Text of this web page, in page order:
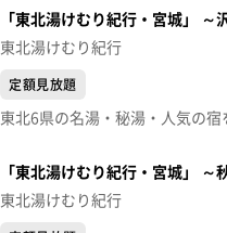
「東北湯けむり紀行・宮城」
東北湯けむり紀行
定額見放題
「東北湯けむり紀行・宮城」 ～
東北湯けむり紀行